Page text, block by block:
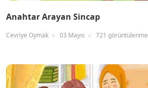
Anahtar Arayan Sincap
Cevriye Oymak 03 Mayıs 721 görüntülenme